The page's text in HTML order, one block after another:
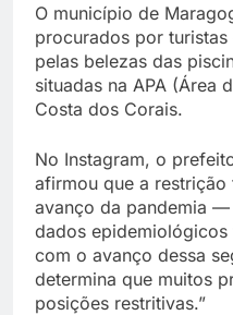
O município de
procurados por
pelas belezas das
situadas na APA (Área
Costa dos Corais.
No Instagram, o
afirmou que a
avanço da pandemia
dados
com o avanço dessa
determina que muitos
posições restritivas.”